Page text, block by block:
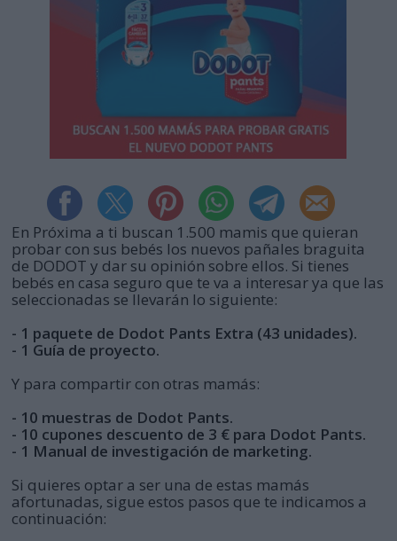
En Próxima a ti buscan 1.500 mamis que quieran
probar con sus bebés los nuevos pañales braguita
de DODOT y dar su opinión sobre ellos. Si tienes
bebés en casa seguro que te va a interesar ya que las
seleccionadas se llevarán lo siguiente:
- 1 paquete de Dodot Pants Extra (43 unidades).
- 1 Guía de proyecto.
Y para compartir con otras mamás:
- 10 muestras de Dodot Pants.
- 10 cupones descuento de 3 € para Dodot Pants.
- 1 Manual de investigación de marketing.
Si quieres optar a ser una de estas mamás
afortunadas, sigue estos pasos que te indicamos a
continuación: